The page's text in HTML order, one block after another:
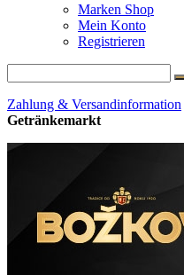
Marken Shop
Mein Konto
Registrieren
Zahlung & Versandinformation
Getränkemarkt